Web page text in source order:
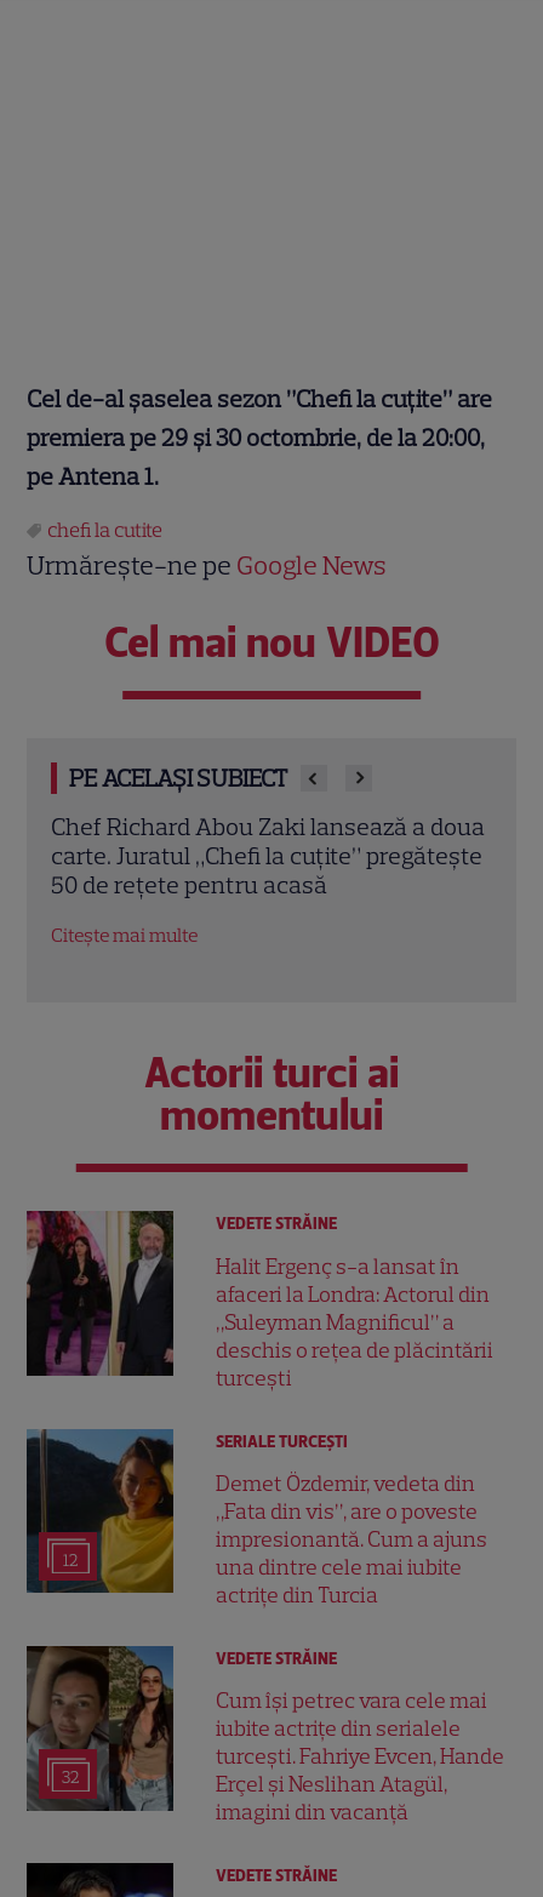
Cel de-alșaselea sezon ”Chefi la cuțite” are
premiera pe 29 și 30 octombrie, de la 20:00,
pe Antena 1.
chefi la cutite
Urmărește-ne pe Google News
Cel mai nou VIDEO
PE ACELAȘI SUBIECT
De la Chefi la cuțite, direct într-o
bucătărie cu stea Michelin! Marina Luca
a început stagiul în restaurantul lui Chef
Actorii turci ai
momentului
VEDETE STRĂINE
Halit Ergenç s-a lansat în
afaceri la Londra: Actorul din
„Suleyman Magnificul” a
deschis o rețea de plăcintării
turcești
12
SERIALE TURCEŞTI
Demet Özdemir, vedeta din
„Fata din vis”, are o poveste
impresionantă. Cum a ajuns
una dintre cele mai iubite
actrițe din Turcia
32
VEDETE STRĂINE
Cum își petrec vara cele mai
iubite actrițe din serialele
turcești. Fahriye Evcen, Hande
Erçel și Neslihan Atagül,
imagini din vacanță
VEDETE STRĂINE